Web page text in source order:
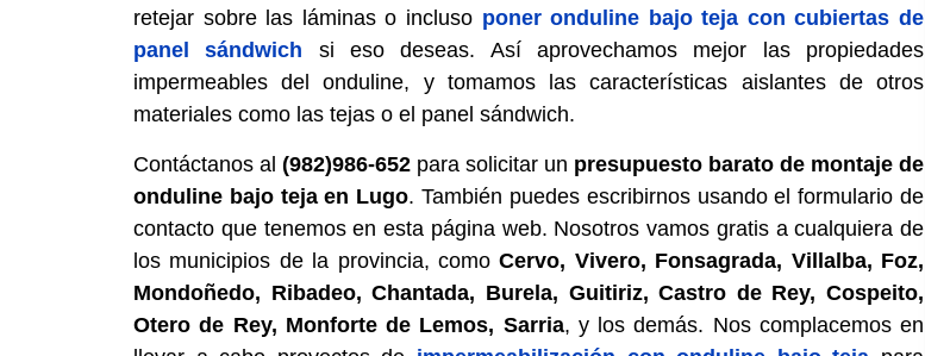
retejar sobre las láminas o incluso poner onduline bajo teja con cubiertas de
panel sándwich si eso deseas. Así aprovechamos mejor las propiedades
impermeables del onduline, y tomamos las características aislantes de otros
materiales como las tejas o el panel sándwich.
Contáctanos al (982)986-652 para solicitar un presupuesto barato de montaje de
onduline bajo teja en Lugo. También puedes escribirnos usando el formulario de
contacto que tenemos en esta página web. Nosotros vamos gratis a cualquiera de
los municipios de la provincia, comoCervo, Vivero, Fonsagrada, Villalba, Foz,
Mondoñedo, Ribadeo, Chantada, Burela, Guitiriz, Castro de Rey, Cospeito,
Otero de Rey, Monforte de Lemos, Sarria, y los demás. Nos complacemos en